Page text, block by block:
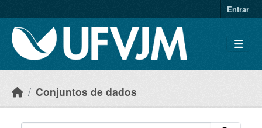
Entrar
Conjuntos de dados